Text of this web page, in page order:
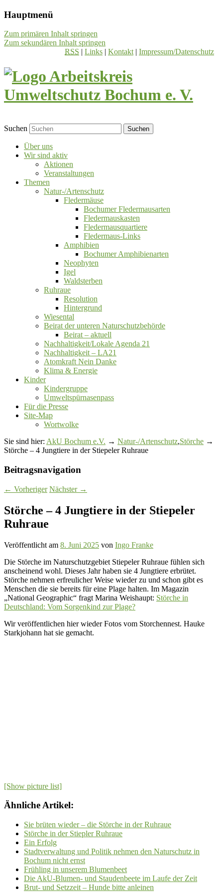
Hauptmenü
Zum primären Inhalt springen
Zum sekundären Inhalt springen
RSS | Links | Kontakt| Impressum/Datenschutz
Suchen
Über uns
Wir sind aktiv
Aktionen
Veranstaltungen
Themen
Natur-/Artenschutz
Fledermäuse
Bochumer Fledermausarten
Fledermauskasten
Fledermausquartiere
Fledermaus-Links
Amphibien
Bochumer Amphibienarten
Neophyten
Igel
Waldsterben
Ruhraue
Resolution
Hintergrund
Wiesental
Beirat der unteren Naturschutzbehörde
Beirat ‒ aktuell
Nachhaltigkeit/Lokale Agenda 21
Nachhaltigkeit – LA21
Atomkraft Nein Danke
Klima & Energie
Kinder
Kindergruppe
Umweltspürnasenpass
Für die Presse
Site-Map
Wortwolke
Sie sind hier: AkU Bochum e.V. → Natur-/Artenschutz,Störche →
Störche – 4 Jungtiere in der Stiepeler Ruhraue
Beitragsnavigation
← Vorheriger Nächster →
Störche – 4 Jungtiere in der Stiepeler
Ruhraue
Veröffentlicht am 8. Juni 2025 von Ingo Franke
Die Störche im Naturschutzgebiet Stiepeler Ruhraue fühlen sich
anscheinend wohl. Dieses Jahr haben sie 4 Jungtiere erbrütet.
Störche nehmen erfreulicher Weise wieder zu und schon gibt es
Menschen die sie bereits für eine Plage halten. Im Magazin
„National Geographic“ fragt Marina Weishaupt: Störche in
Deutschland: Vom Sorgenkind zur Plage?
Wir veröffentlichen hier wieder Fotos vom Storchennest. Hauke
Starkjohann hat sie gemacht.
[Show picture list]
Ähnliche Artikel:
Sie brüten wieder – die Störche in der Ruhraue
Störche in der Stiepler Ruhraue
Ein Erfolg
Stadtverwaltung und Politik nehmen den Naturschutz in
Bochum nicht ernst
Frühling in unserem Blumenbeet
Die AkU-Blumen- und Staudenbeete im Laufe der Zeit
Brut- und Setzzeit – Hunde bitte anleinen